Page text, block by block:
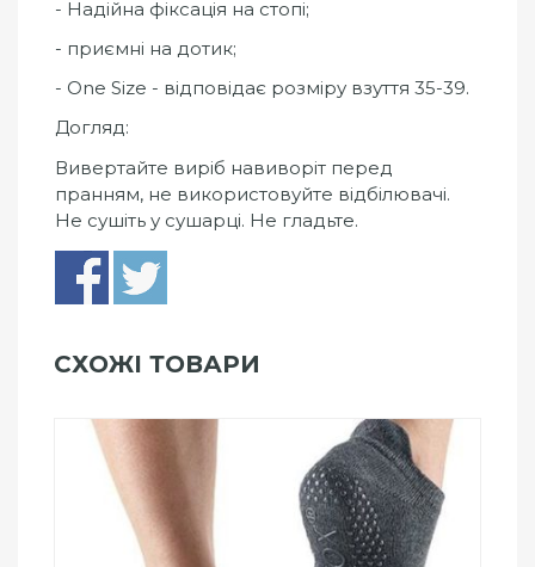
- Надійна фіксація на стопі;
- приємні на дотик;
- One Size - відповідає розміру взуття 35-39.
Догляд:
Вивертайте виріб навиворіт перед
пранням, не використовуйте відбілювачі.
Не сушіть у сушарці. Не гладьте.
СХОЖІ ТОВАРИ
Add to Wishlist